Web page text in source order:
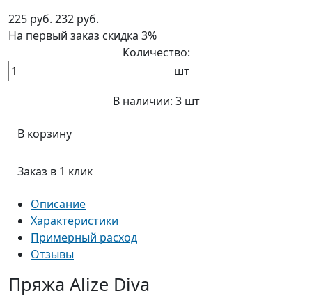
225 руб. 232 руб.
На первый заказ скидка 3%
Количество:
шт
В наличии: 3 шт
В корзину
Заказ в 1 клик
Описание
Характеристики
Примерный расход
Отзывы
Пряжа Alize Diva